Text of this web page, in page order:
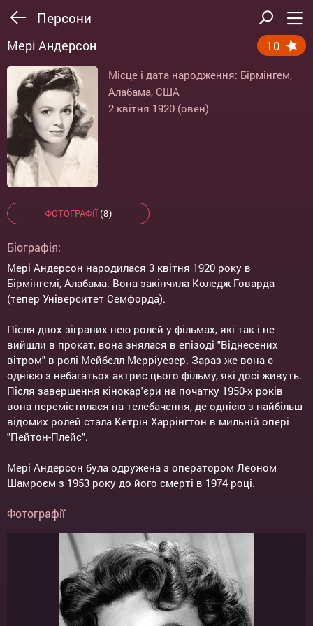
Персони
Мері Андерсон 10
Місце і дата народження: Бірмінгем,
Алабама, США
2 квітня 1920 (овен)
ФОТОГРАФІЇ(8)
Біографія:
Мері Андерсон народилася 3 квітня 1920 року в
Бірмінгемі, Алабама. Вона закінчила Коледж Говарда
(тепер Університет Семфорда).
Після двох зіграних нею ролей у фільмах, які так і не
вийшли в прокат, вона знялася в епізоді "Віднесених
вітром" в ролі Мейбелл Мерріуезер. Зараз же вона є
однією з небагатьох актрис цього фільму, які досі живуть.
Після завершення кінокар'єри на початку 1950-х років
вона перемістилася на телебачення, де однією з найбільш
відомих ролей стала Кетрін Харрінгтон в мильній опері
"Пейтон-Плейс".
Мері Андерсон була одружена з оператором Леоном
Шамроєм з 1953 року до його смерті в 1974 році.
Фотографії